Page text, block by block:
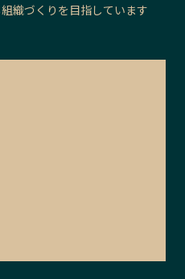
織づくりを目指しています